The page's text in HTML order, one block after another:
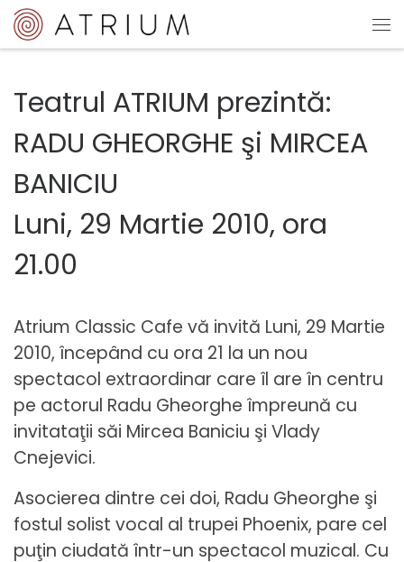
Sari la conținut
Teatrul ATRIUM prezintă:
RADU GHEORGHE şi MIRCEA
BANICIU
Luni, 29 Martie 2010, ora
21.00
Atrium Classic Cafe vă invită Luni, 29 Martie
2010, începând cu ora 21 la un nou
spectacol extraordinar care îl are în centru
pe actorul Radu Gheorghe împreună cu
invitataţii săi Mircea Baniciu şi Vlady
Cnejevici.
Asocierea dintre cei doi, Radu Gheorghe şi
fostul solist vocal al trupei Phoenix, pare cel
puţin ciudată într-un spectacol muzical. Cu